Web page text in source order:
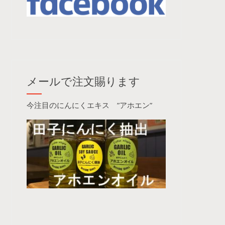
メールで注文賜ります
今注目のにんにくエキス ”アホエン”